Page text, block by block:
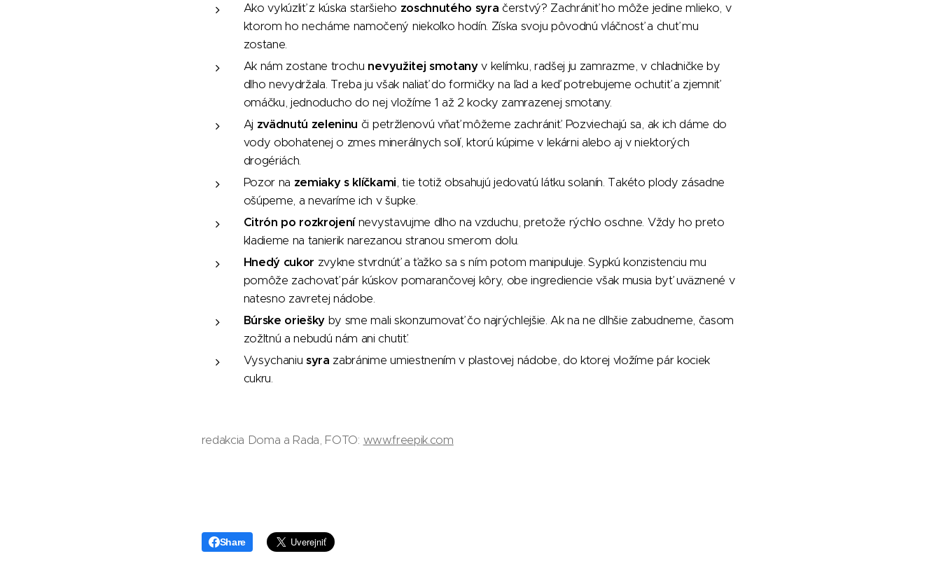
Ako vykúzliť z kúska staršieho zoschnutého syra čerstvý? Zachrániť ho môže jedine mlieko, v
ktorom ho necháme namočený niekoľko hodín. Získa svoju pôvodnú vláčnosť a chuť mu
zostane.
Ak nám zostane trochu nevyužitej smotanyv kelímku, radšej ju zamrazme, v chladničke by
dlho nevydržala. Treba ju však naliať do formičky na ľad a keď potrebujeme ochutiť a zjemniť
omáčku, jednoducho do nej vložíme 1 až 2 kocky zamrazenej smotany.
Aj zvädnutú zeleninu či petržlenovú vňať môžeme zachrániť. Pozviechajú sa, ak ich dáme do
vody obohatenej o zmes minerálnych solí, ktorú kúpime v lekárni alebo aj v niektorých
drogériách.
Pozor na zemiaky s klíčkami, tie totiž obsahujú jedovatú látku solanín. Takéto plody zásadne
ošúpeme, a nevaríme ich v šupke.
Citrón po rozkrojenínevystavujme dlho na vzduchu, pretože rýchlo oschne. Vždy ho preto
kladieme na tanierik narezanou stranou smerom dolu.
Hnedý cukor zvykne stvrdnúť a ťažko sa s ním potom manipuluje. Sypkú konzistenciu mu
pomôže zachovať pár kúskov pomarančovej kôry, obe ingrediencie však musia byť uväznené v
natesno zavretej nádobe.
Búrske oriešky by sme mali skonzumovať čo najrýchlejšie. Ak na ne dlhšie zabudneme, časom
zožltnú a nebudú nám ani chutiť.
Vysychaniu syra zabránime umiestnením v plastovej nádobe, do ktorej vložíme pár kociek
cukru.
redakcia Doma a Rada, FOTO: www.freepik.com
Share